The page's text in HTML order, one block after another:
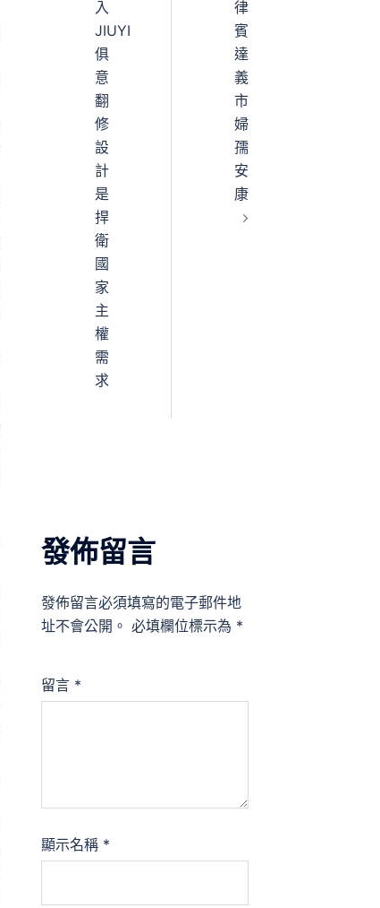
入
JIUYI
俱
意
翻
修
設
計
是
捍
衛
國
家
主
權
需
求
律
賓
達
義
市
婦
孺
安
康
發佈留言
發佈留言必須填寫的電子郵件地
址不會公開。 必填欄位標示為 *
留言 *
顯示名稱 *